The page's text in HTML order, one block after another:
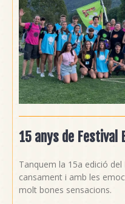
15 anys de Festival
Tanquem la 15a edició del
cansament i amb les
molt bones sensacions.